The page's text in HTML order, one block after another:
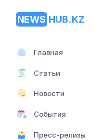
NEWS HUB.KZ
Главная
Статьи
Новости
События
Пресс-релизы